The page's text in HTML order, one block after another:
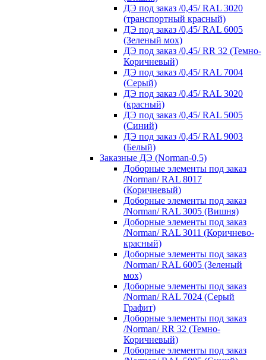
ДЭ под заказ /0,45/ RAL 3020
(транспортный красный)
ДЭ под заказ /0,45/ RAL 6005
(Зеленый мох)
ДЭ под заказ /0,45/ RR 32 (Темно-
Коричневый)
ДЭ под заказ /0,45/ RAL 7004
(Серый)
ДЭ под заказ /0,45/ RAL 3020
(красный)
ДЭ под заказ /0,45/ RAL 5005
(Синий)
ДЭ под заказ /0,45/ RAL 9003
(Белый)
Заказные ДЭ (Norman-0,5)
Доборные элементы под заказ
/Norman/ RAL 8017
(Коричневый)
Доборные элементы под заказ
/Norman/ RAL 3005 (Вишня)
Доборные элементы под заказ
/Norman/ RAL 3011 (Коричнево-
красный)
Доборные элементы под заказ
/Norman/ RAL 6005 (Зеленый
мох)
Доборные элементы под заказ
/Norman/ RAL 7024 (Серый
Графит)
Доборные элементы под заказ
/Norman/ RR 32 (Темно-
Коричневый)
Доборные элементы под заказ